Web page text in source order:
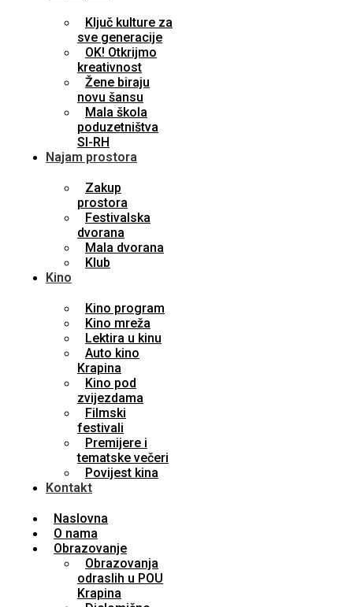
Ključ kulture za
sve generacije
OK! Otkrijmo
kreativnost
Žene biraju
novu šansu
Mala škola
poduzetništva
SI-RH
Najam prostora
Zakup
prostora
Festivalska
dvorana
Mala dvorana
Klub
Kino
Kino program
Kino mreža
Lektira u kinu
Auto kino
Krapina
Kino pod
zvijezdama
Filmski
festivali
Premijere i
tematske večeri
Povijest kina
Kontakt
Naslovna
O nama
Obrazovanje
Obrazovanja
odraslih u POU
Krapina